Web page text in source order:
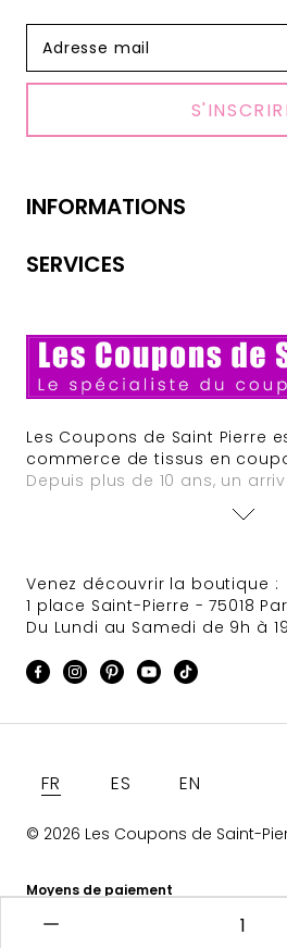
Les Coupons de Saint Pierre
commerce de tissus en
Depuis plus de 10 ans, un
toute concurrence animent
leur apparition.
Venez découvrir la boutique :
1 place Saint-Pierre - 75018
Du Lundi au Samedi de 9h à
INFORMATIONS
SERVICES
FR ES EN
© 2026 Les Coupons de Saint-
Moyens de paiement